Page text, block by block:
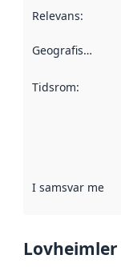
Relevans:
Geografisk område
Tidsrom:
I samsvar med
Lovheimler